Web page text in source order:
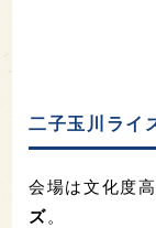
二子玉川ライ
会場は文化度
ズ。